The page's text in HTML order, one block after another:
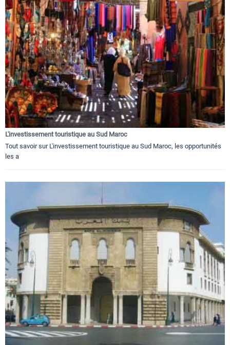
L'investissement touristique au Sud Maroc
Tout savoir sur L'investissement touristique au Sud Maroc, les opportunités
les a